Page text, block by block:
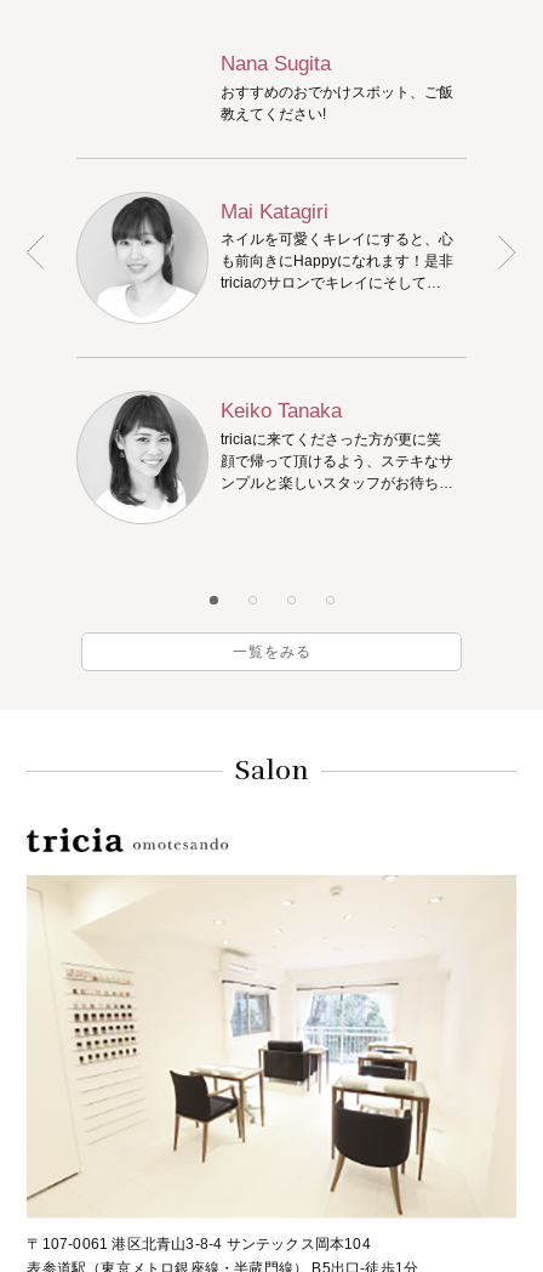
Nana Sugita
おすすめのおでかけスポット、ご飯
教えてください!
Mai Katagiri
ネイルを可愛くキレイにすると、心
も前向きにHappyになれます！是非
triciaのサロンでキレイにそして
Keiko Tanaka
triciaに来てくださった方が更に笑
顔で帰って頂けるよう、ステキなサ
ンプルと楽しいスタッフがお待ちし
一覧をみる
Salon
〒107-0061 港区北青山3-8-4 サンテックス岡本104
表参道駅（東京メトロ銀座線・半蔵門線） B5出口-徒歩1分